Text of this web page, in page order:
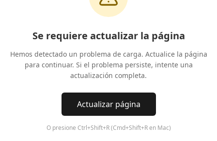
Se requiere actualizar la página
Hemos detectado un problema de carga. Actualice la página
para continuar. Si el problema persiste, intente una
actualización completa.
Actualizar página
O presione Ctrl+Shift+R (Cmd+Shift+R en Mac)